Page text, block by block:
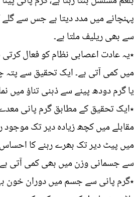
پہنچانے میں مدد دیتا ہے جس سے
سے بھی ریلیف ملتا ہے۔
٭یہ عادت اعصابی نظام کو فعال
میں کمی آتی ہے۔ ایک تحقیق سے پتہ
یا گرم دودھ پینے سے ذہنی تناؤ میں
٭ایک تحقیق کے مطابق گرم پانی
مقابلے میں کچھ زیادہ دیر تک
میں پیٹ دیر تک بھرے رہنے کا
سے جسمانی وزن میں بھی کمی آتی
٭گرم پانی سے جسم میں دوران خون